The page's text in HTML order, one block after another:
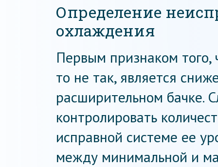
Определение
охлаждения
Первым признаком того,
то не так, является
расширительном бачке.
контролировать
исправной системе ее
между минимальной и